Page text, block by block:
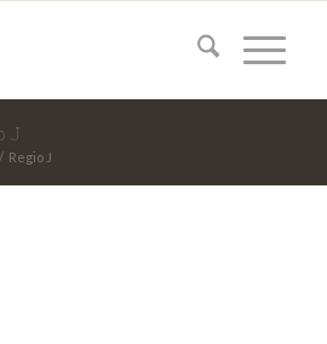
J
/ Regio J